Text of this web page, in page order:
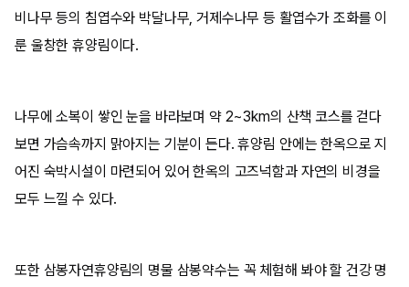
비나무 등의 침엽수와 박달나무, 거제수나무 등 활엽수가 조화를 이
룬 울창한 휴양림이다.
나무에 소복이 쌓인 눈을 바라보며 약 2~3km의 산책 코스를 걷다
보면 가슴속까지 맑아지는 기분이 든다. 휴양림 안에는 한옥으로 지
어진 숙박시설이 마련되어 있어 한옥의 고즈넉함과 자연의 비경을
모두 느낄 수 있다.
또한 삼봉자연휴양림의 명물 삼봉약수는 꼭 체험해 봐야 할 건강 명